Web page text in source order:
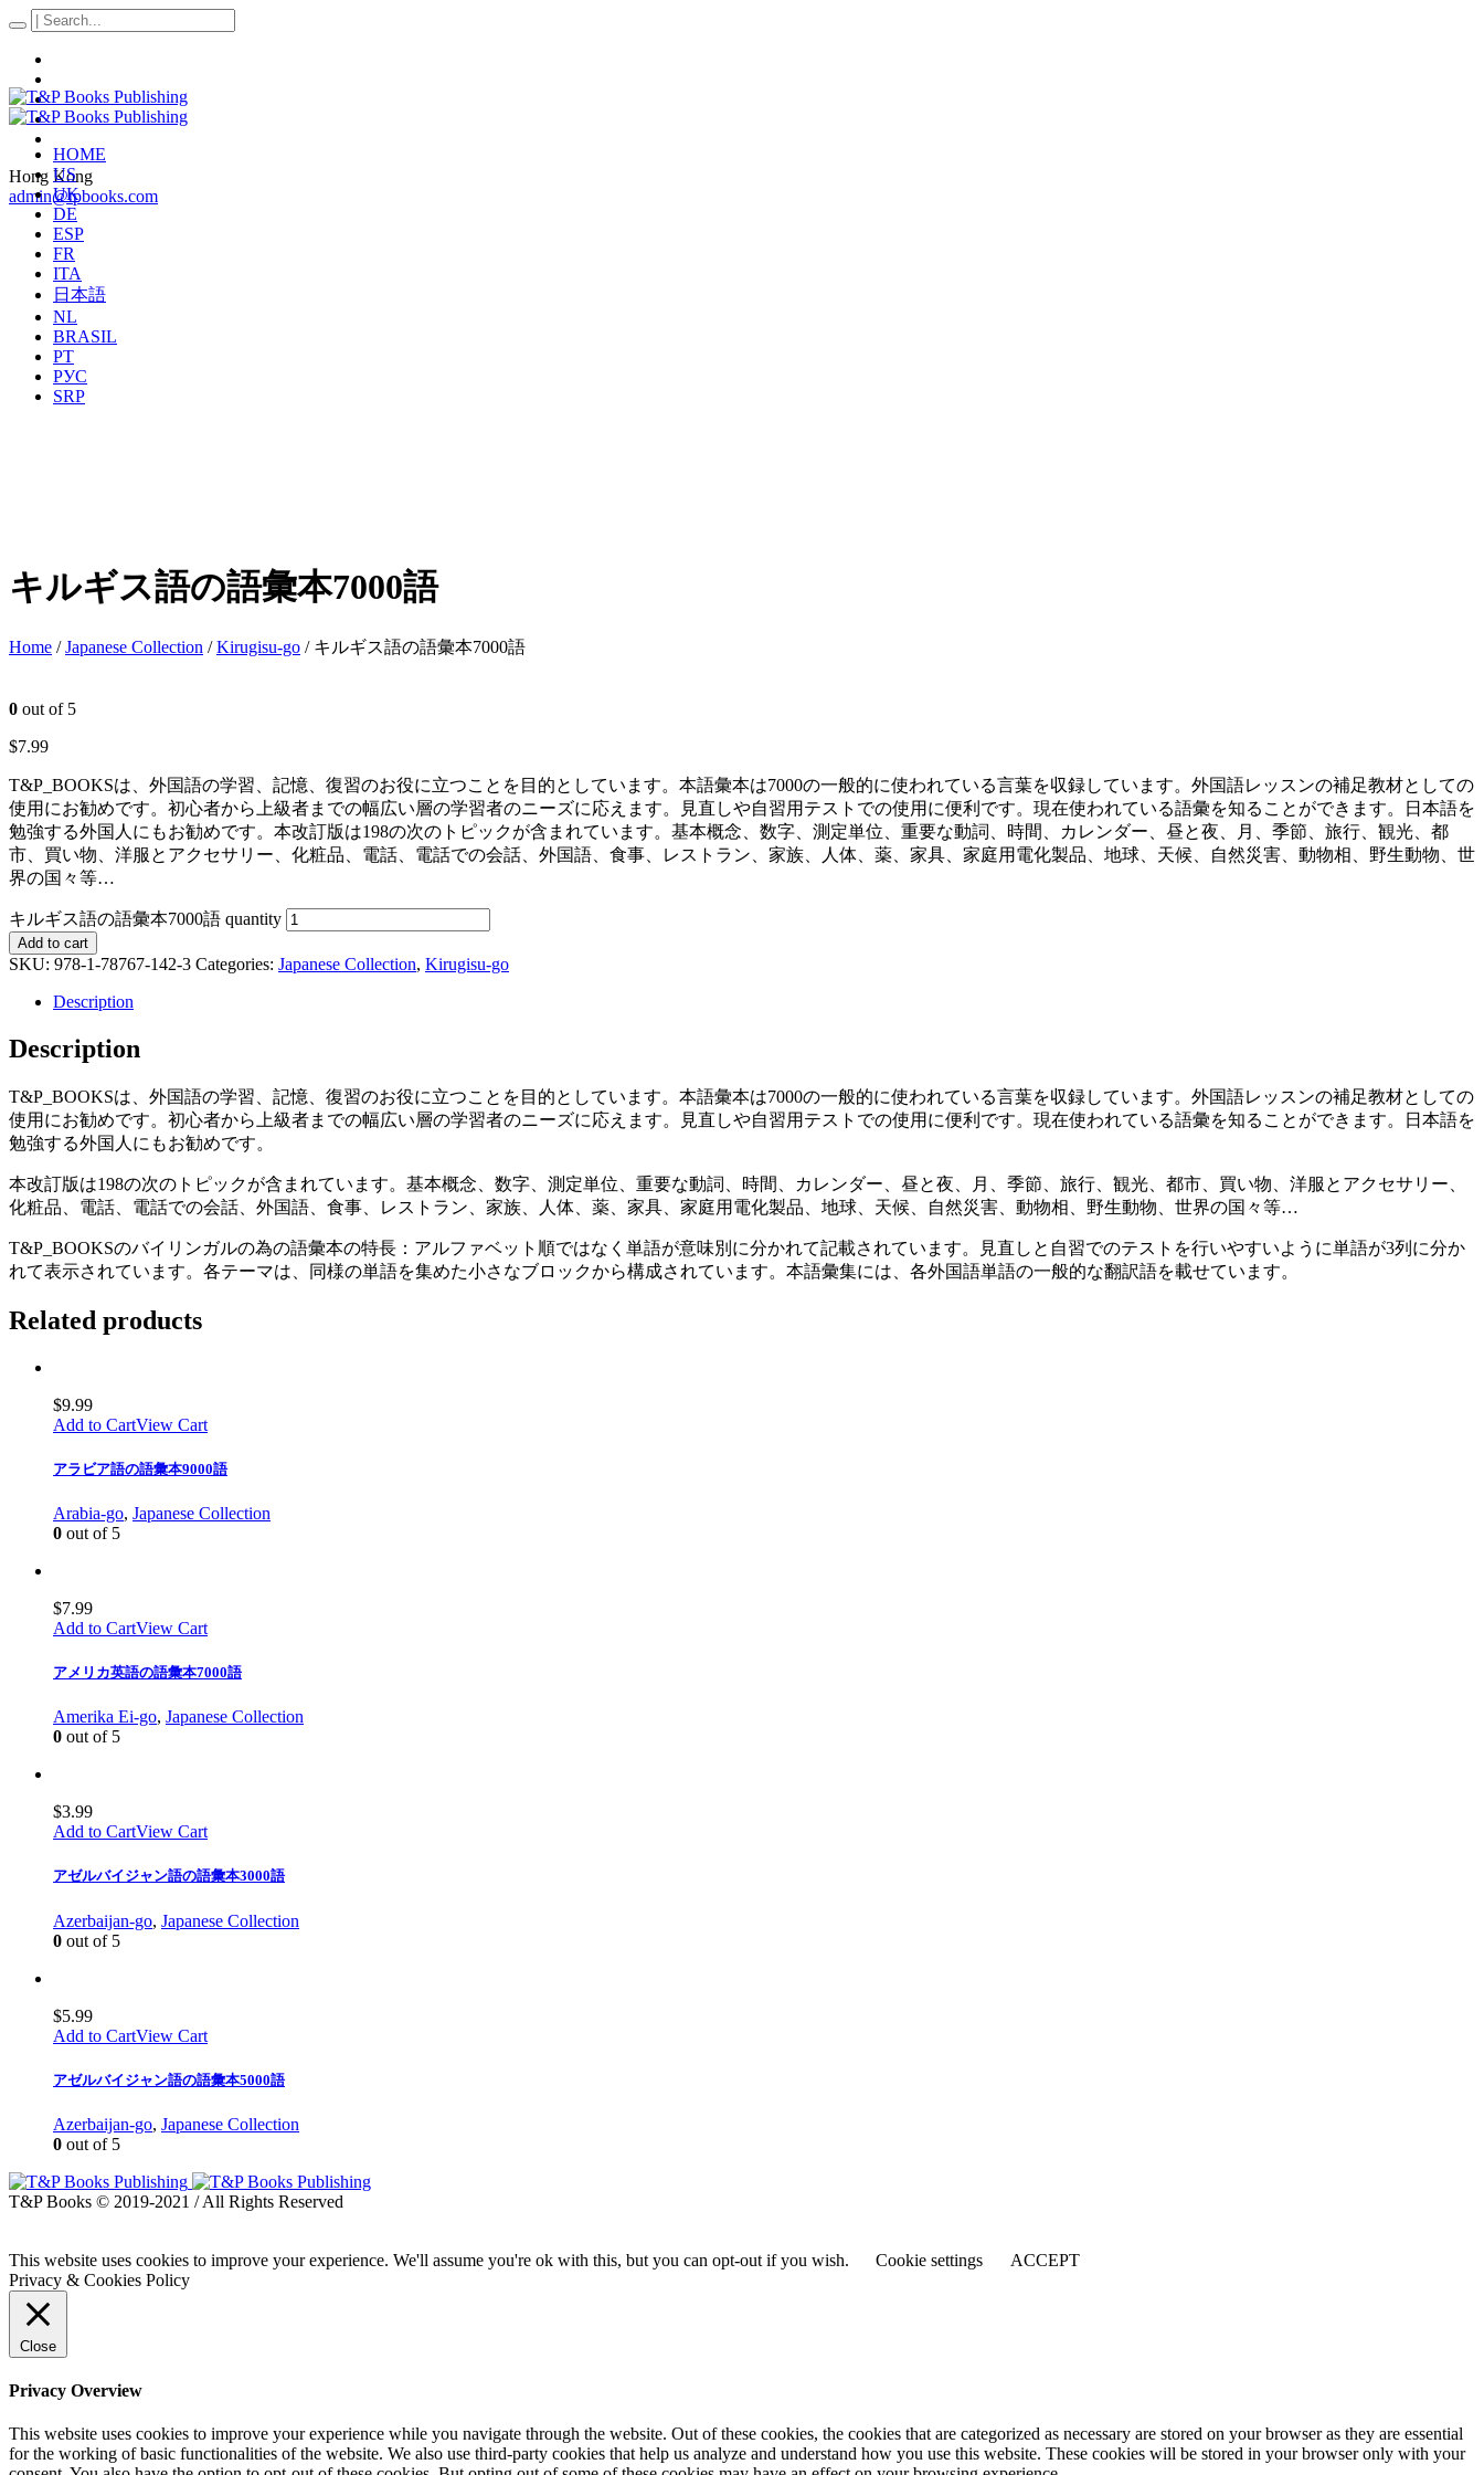
Hong Kong
admin@tpbooks.com
HOME
US
UK
DE
ESP
FR
ITA
日本語
NL
BRASIL
PT
РУС
SRP
キルギス語の語彙本7000語
Home /Japanese Collection /Kirugisu-go / キルギス語の語彙本7000語
0 out of 5
$7.99
T&P_BOOKSは、外国語の学習、記憶、復習のお役に立つことを目的としています。本語彙本は7000の一般的に使われている言葉を収録しています。外国語レッスンの補足教材としての
使用にお勧めです。初心者から上級者までの幅広い層の学習者のニーズに応えます。見直しや自習用テストでの使用に便利です。現在使われている語彙を知ることができます。日本語を
勉強する外国人にもお勧めです。本改訂版は198の次のトピックが含まれています。基本概念、数字、測定単位、重要な動詞、時間、カレンダー、昼と夜、月、季節、旅行、観光、都
市、買い物、洋服とアクセサリー、化粧品、電話、電話での会話、外国語、食事、レストラン、家族、人体、薬、家具、家庭用電化製品、地球、天候、自然災害、動物相、野生動物、世
界の国々等…
キルギス語の語彙本7000語 quantity
Add to cart
SKU: 978-1-78767-142-3 Categories: Japanese Collection, Kirugisu-go
Description
Description
T&P_BOOKSは、外国語の学習、記憶、復習のお役に立つことを目的としています。本語彙本は7000の一般的に使われている言葉を収録しています。外国語レッスンの補足教材としての
使用にお勧めです。初心者から上級者までの幅広い層の学習者のニーズに応えます。見直しや自習用テストでの使用に便利です。現在使われている語彙を知ることができます。日本語を
勉強する外国人にもお勧めです。
本改訂版は198の次のトピックが含まれています。基本概念、数字、測定単位、重要な動詞、時間、カレンダー、昼と夜、月、季節、旅行、観光、都市、買い物、洋服とアクセサリー、
化粧品、電話、電話での会話、外国語、食事、レストラン、家族、人体、薬、家具、家庭用電化製品、地球、天候、自然災害、動物相、野生動物、世界の国々等…
T&P_BOOKSのバイリンガルの為の語彙本の特長：アルファベット順ではなく単語が意味別に分かれて記載されています。見直しと自習でのテストを行いやすいように単語が3列に分か
れて表示されています。各テーマは、同様の単語を集めた小さなブロックから構成されています。本語彙集には、各外国語単語の一般的な翻訳語を載せています。
Related products
$9.99
Add to CartView Cart
アラビア語の語彙本9000語
Arabia-go, Japanese Collection
0 out of 5
$7.99
Add to CartView Cart
アメリカ英語の語彙本7000語
Amerika Ei-go, Japanese Collection
0 out of 5
$3.99
Add to CartView Cart
アゼルバイジャン語の語彙本3000語
Azerbaijan-go, Japanese Collection
0 out of 5
$5.99
Add to CartView Cart
アゼルバイジャン語の語彙本5000語
Azerbaijan-go, Japanese Collection
0 out of 5
T&P Books © 2019-2021 / All Rights Reserved
This website uses cookies to improve your experience. We'll assume you're ok with this, but you can opt-out if you wish. Cookie settings
ACCEPT
Privacy & Cookies Policy
Close
Privacy Overview
This website uses cookies to improve your experience while you navigate through the website. Out of these cookies, the cookies that are categorized as necessary are stored on your browser as they are essential
for the working of basic functionalities of the website. We also use third-party cookies that help us analyze and understand how you use this website. These cookies will be stored in your browser only with your